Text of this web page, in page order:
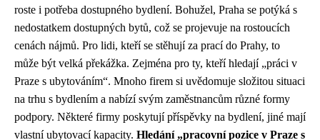
roste i potřeba dostupného bydlení. Bohužel, Praha se potýká s
nedostatkem dostupných bytů, což se projevuje na rostoucích
cenách nájmů. Pro lidi, kteří se stěhují za prací do Prahy, to
může být velká překážka. Zejména pro ty, kteří hledají „práci v
Praze s ubytováním“. Mnoho firem si uvědomuje složitou situaci
na trhu s bydlením a nabízí svým zaměstnancům různé formy
podpory. Některé firmy poskytují příspěvky na bydlení, jiné mají
vlastní ubytovací kapacity. Hledání „pracovní pozice v Praze s